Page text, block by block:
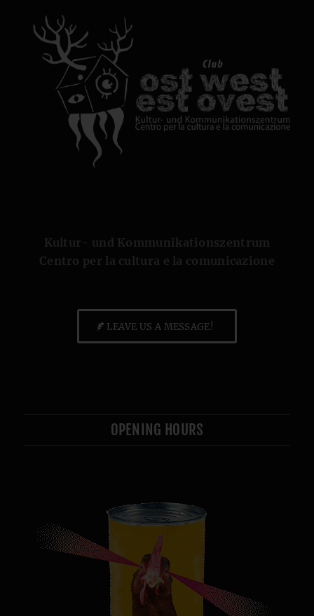
Kultur- und Kommunikationszentrum
Centro per la cultura e la comunicazione
LEAVE US A MESSAGE!
OPENING HOURS